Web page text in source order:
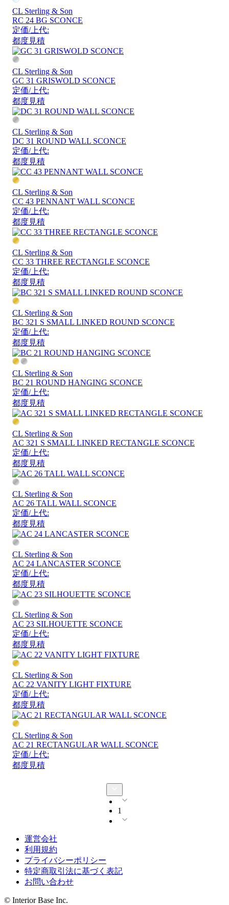
CL Sterling & Son
RC 24 BG SCONCE
定価/上代:
都度見積
CL Sterling & Son
GC 31 GRISWOLD SCONCE
定価/上代:
都度見積
CL Sterling & Son
DC 31 ROUND WALL SCONCE
定価/上代:
都度見積
CL Sterling & Son
CC 43 PENNANT WALL SCONCE
定価/上代:
都度見積
CL Sterling & Son
CC 33 THREE RECTANGLE SCONCE
定価/上代:
都度見積
CL Sterling & Son
BC 321 S SMALL LINKED ROUND SCONCE
定価/上代:
都度見積
CL Sterling & Son
BC 21 ROUND HANGING SCONCE
定価/上代:
都度見積
CL Sterling & Son
AC 321 S SMALL LINKED RECTANGLE SCONCE
定価/上代:
都度見積
CL Sterling & Son
AC 26 TALL WALL SCONCE
定価/上代:
都度見積
CL Sterling & Son
AC 24 LANCASTER SCONCE
定価/上代:
都度見積
CL Sterling & Son
AC 23 SILHOUETTE SCONCE
定価/上代:
都度見積
CL Sterling & Son
AC 22 VANITY LIGHT FIXTURE
定価/上代:
都度見積
CL Sterling & Son
AC 21 RECTANGULAR WALL SCONCE
定価/上代:
都度見積
1
運営会社
利用規約
プライバシーポリシー
特定商取引法に基づく表記
お問い合わせ
© Interior Base Inc.